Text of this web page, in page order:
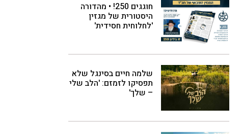
חוגגים 250! • מהדורה
היסטורית של מגזין
'לחלוחית חסידית'
שלמה חיים בסינגל שלא
תפסיקו לזמזם: 'הלב שלי
– שלך'